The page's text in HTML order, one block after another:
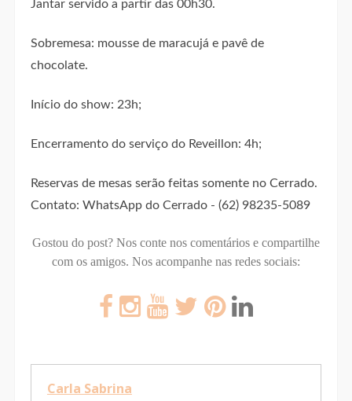
Jantar servido a partir das 00h30.
Sobremesa: mousse de maracujá e pavê de
chocolate.
Início do show: 23h;
Encerramento do serviço do Reveillon: 4h;
Reservas de mesas serão feitas somente no Cerrado.
Contato: WhatsApp do Cerrado - (62) 98235-5089
Gostou do post? Nos conte nos comentários e compartilhe
com os amigos. Nos acompanhe nas redes sociais:
Carla Sabrina